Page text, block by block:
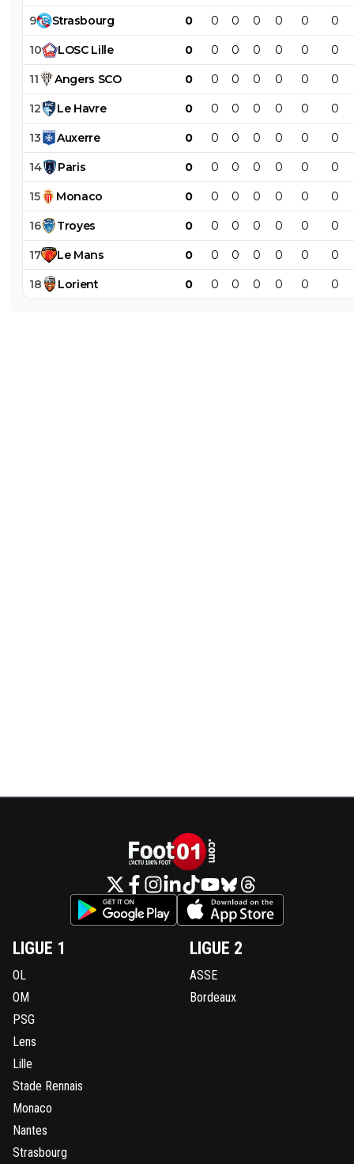
9 Strasbourg 0 0 0 0 0 0 0
10 LOSC Lille 0 0 0 0 0 0 0
11 Angers SCO 0 0 0 0 0 0 0
12 Le Havre 0 0 0 0 0 0 0
13 Auxerre 0 0 0 0 0 0 0
14 Paris 0 0 0 0 0 0 0
15 Monaco 0 0 0 0 0 0 0
16 Troyes 0 0 0 0 0 0 0
17 Le Mans 0 0 0 0 0 0 0
18 Lorient 0 0 0 0 0 0 0
LIGUE 1
OL
OM
PSG
Lens
Lille
Stade Rennais
Monaco
Nantes
Strasbourg
LIGUE 2
ASSE
Bordeaux